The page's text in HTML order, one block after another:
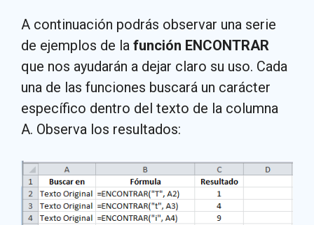
A continuación podrás observar una serie
de ejemplos de la función ENCONTRAR
que nos ayudarán a dejar claro su uso. Cada
una de las funciones buscará un carácter
específico dentro del texto de la columna
A. Observa los resultados: